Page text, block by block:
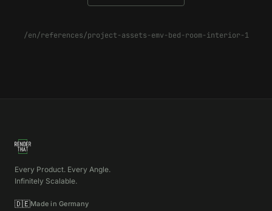
/en/references/project-assets-emv-bed-room-interior-1
Every Product. Every Angle.
Infinitely Scalable.
🇩🇪Made in Germany